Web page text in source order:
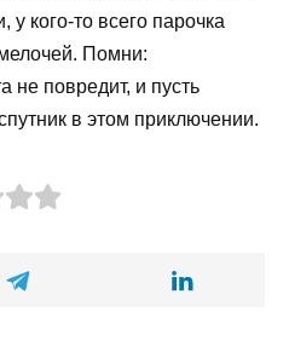
у кого-то всего парочка
Помни:
не повредит, и пусть
в этом приключении.